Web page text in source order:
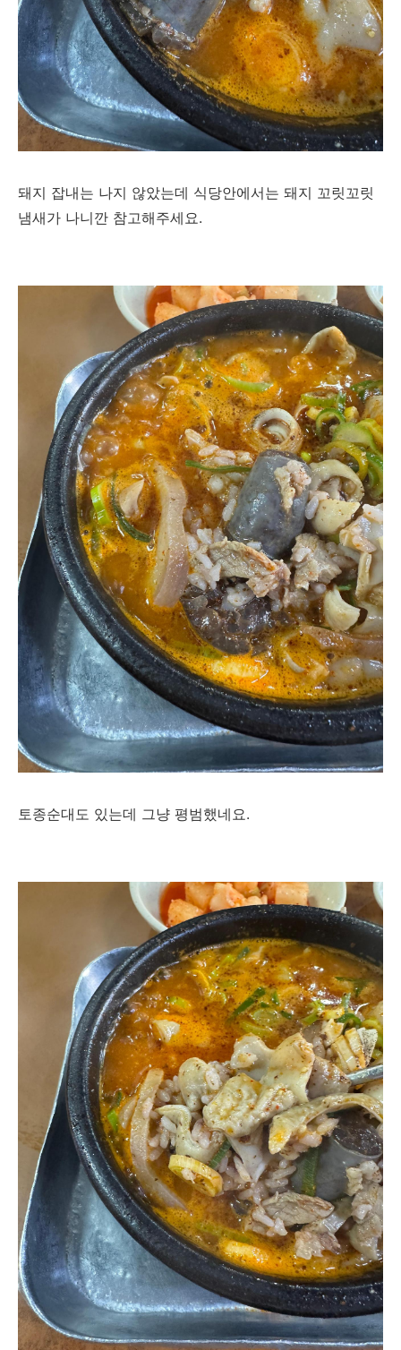
돼지 잡내는 나지 않았는데 식당안에서는 돼지 꼬릿꼬릿
냄새가 나니깐 참고해주세요.
토종순대도 있는데 그냥 평범했네요.